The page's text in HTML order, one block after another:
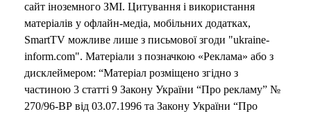
сайт іноземного ЗМІ. Цитування і використання
матеріалів у офлайн-медіа, мобільних додатках,
SmartTV можливе лише з письмової згоди "ukraine-
inform.com". Матеріали з позначкою «Реклама» або з
дисклеймером: “Матеріал розміщено згідно з
частиною 3 статті 9 Закону України “Про рекламу” №
270/96-ВР від 03.07.1996 та Закону України “Про